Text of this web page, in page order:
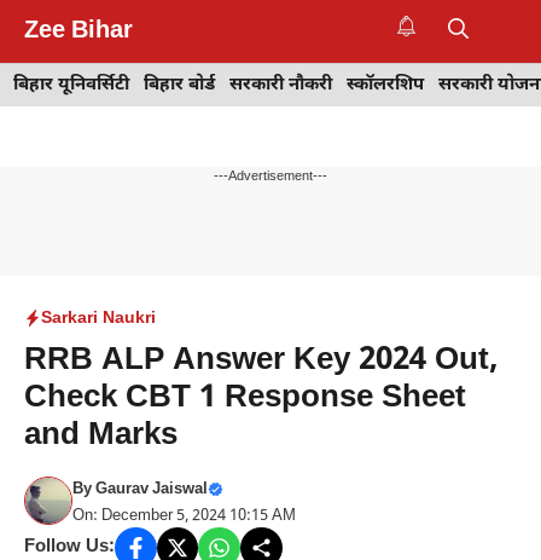
content
Zee Bihar
बिहार यूनिवर्सिटी बिहार बोर्ड सरकारी नौकरी स्कॉलरशिप सरकारी
---Advertisement---
Sarkari Naukri
RRB ALP Answer Key 2024 Out,
Check CBT 1 Response Sheet
and Marks
ByGaurav Jaiswal
On: December 5, 2024 10:15 AM
Follow Us: